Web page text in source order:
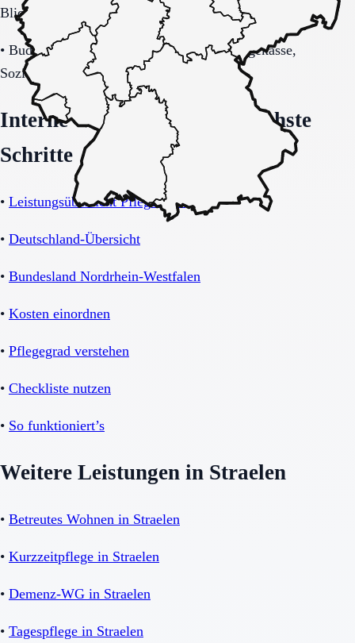
Blick auf Sicherheitsaspekte.
• Budget-/Kostenträgerrahmen (privat, Pflegekasse,
Sozialhilfe möglich).
Interne Orientierung und nächste
Schritte
• Leistungsübersicht Pflegeheim
• Deutschland-Übersicht
• Bundesland Nordrhein-Westfalen
• Kosten einordnen
• Pflegegrad verstehen
• Checkliste nutzen
• So funktioniert’s
Weitere Leistungen in Straelen
• Betreutes Wohnen in Straelen
• Kurzzeitpflege in Straelen
• Demenz-WG in Straelen
• Tagespflege in Straelen